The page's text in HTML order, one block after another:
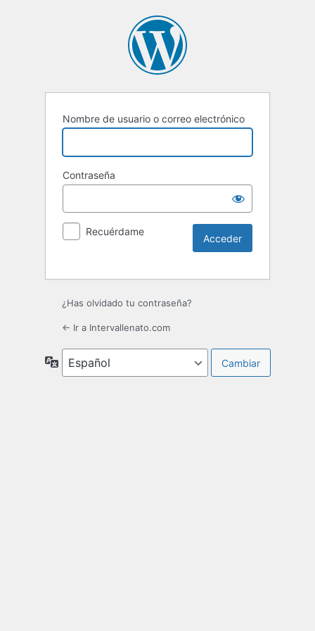
Nombre de usuario o correo electrónico
Contraseña
Recuérdame
¿Has olvidado tu contraseña?
← Ir a Intervallenato.com
Idioma